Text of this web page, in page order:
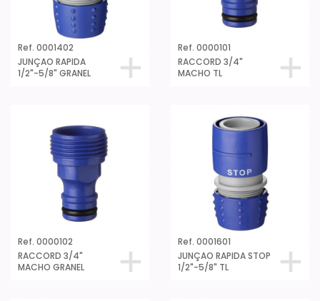
Ref. 0001402
JUNÇAO RAPIDA
1/2"-5/8" GRANEL
Ref. 0000101
RACCORD 3/4"
MACHO TL
Ref. 0000102
RACCORD 3/4"
MACHO GRANEL
Ref. 0001601
JUNÇAO RAPIDA STOP
1/2"-5/8" TL